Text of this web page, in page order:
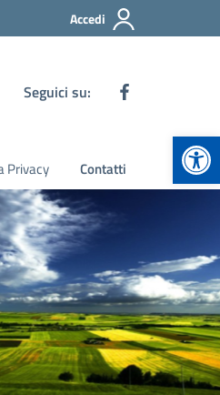
Accedi
Seguici su:
Privacy Contatti